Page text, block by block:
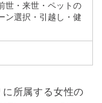
世・来世・ペットの
ン選択・引越し・健
所属する女性の